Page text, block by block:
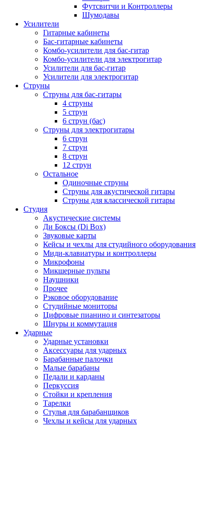
Футсвитчи и Контроллеры
Шумодавы
Усилители
Гитарные кабинеты
Бас-гитарные кабинеты
Комбо-усилители для бас-гитар
Комбо-усилители для электрогитар
Усилители для бас-гитар
Усилители для электрогитар
Струны
Струны для бас-гитары
4 струны
5 струн
6 струн (бас)
Струны для электрогитары
6 струн
7 струн
8 струн
12 струн
Остальное
Одиночные струны
Струны для акустической гитары
Струны для классической гитары
Студия
Акустические системы
Ди Боксы (Di Box)
Звуковые карты
Кейсы и чехлы для студийного оборудования
Миди-клавиатуры и контроллеры
Микрофоны
Микшерные пульты
Наушники
Прочее
Рэковое оборудование
Студийные мониторы
Цифровые пианино и синтезаторы
Шнуры и коммутация
Ударные
Ударные установки
Аксессуары для ударных
Барабанные палочки
Малые барабаны
Педали и карданы
Перкуссия
Стойки и крепления
Тарелки
Стулья для барабанщиков
Чехлы и кейсы для ударных